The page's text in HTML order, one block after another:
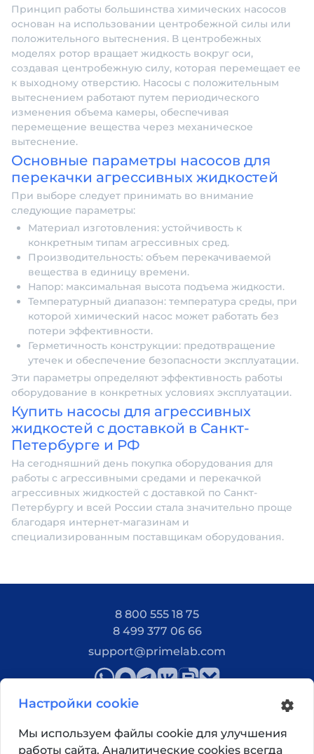
Принцип работы большинства химических насосов
основан на использовании центробежной силы или
положительного вытеснения. В центробежных
моделях ротор вращает жидкость вокруг оси,
создавая центробежную силу, которая перемещает ее
к выходному отверстию. Насосы с положительным
вытеснением работают путем периодического
изменения объема камеры, обеспечивая
перемещение вещества через механическое
вытеснение.
Основные параметры насосов для
перекачки агрессивных жидкостей
При выборе следует принимать во внимание
следующие параметры:
Материал изготовления: устойчивость к
конкретным типам агрессивных сред.
Производительность: объем перекачиваемой
вещества в единицу времени.
Напор: максимальная высота подъема жидкости.
Температурный диапазон: температура среды, при
которой химический насос может работать без
потери эффективности.
Герметичность конструкции: предотвращение
утечек и обеспечение безопасности эксплуатации.
Эти параметры определяют эффективность работы
оборудование в конкретных условиях эксплуатации.
Купить насосы для агрессивных
жидкостей с доставкой в Санкт-
Петербурге и РФ
На сегодняшний день покупка оборудования для
работы с агрессивными средами и перекачкой
агрессивных жидкостей с доставкой по Санкт-
Петербургу и всей России стала значительно проще
благодаря интернет-магазинам и
специализированным поставщикам оборудования.
8 800 555 18 75
8 499 377 06 66
support@primelab.com
Настройки cookie
Мы используем файлы cookie для улучшения
работы сайта. Аналитические cookies всегда